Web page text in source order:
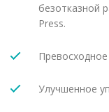
безотказной
Press.
Улучшенное